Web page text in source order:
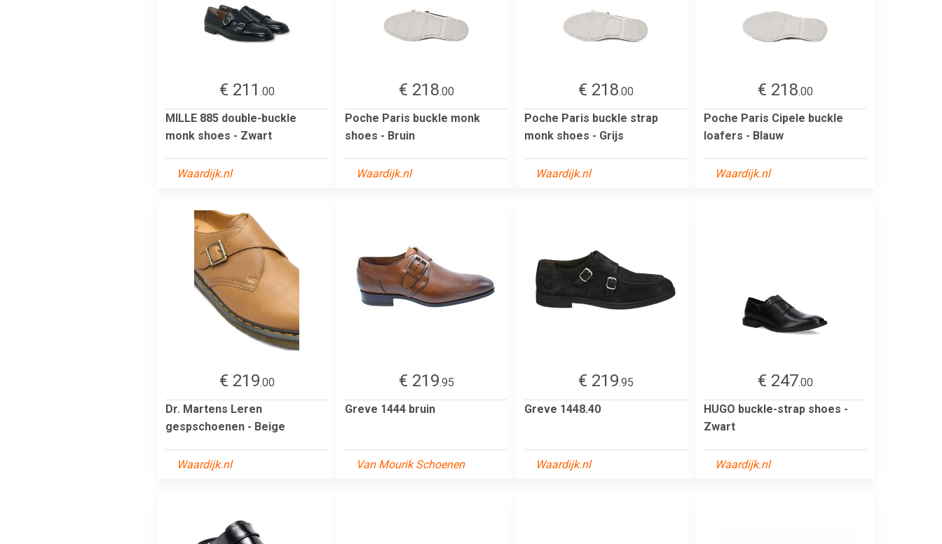
€ 211 .00
MILLE 885 double-buckle
monk shoes - Zwart
Waardijk.nl
€ 218.00
Poche Paris buckle monk
shoes - Bruin
Waardijk.nl
€ 218.00
Poche Paris buckle strap
monk shoes - Grijs
Waardijk.nl
€ 218.00
Poche Paris Cipele buckle
loafers - Blauw
Waardijk.nl
€ 219.00
Dr. Martens Leren
gespschoenen - Beige
Waardijk.nl
€ 219.95
Greve 1444 bruin
Van Mourik Schoenen
€ 219.95
Greve 1448.40
Waardijk.nl
€ 247.00
HUGO buckle-strap shoes -
Zwart
Waardijk.nl